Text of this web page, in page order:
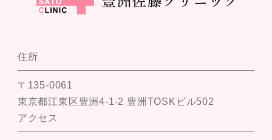
住所
〒135-0061
東京都江東区豊洲4-1-2 豊洲TOSKビル502
アクセス